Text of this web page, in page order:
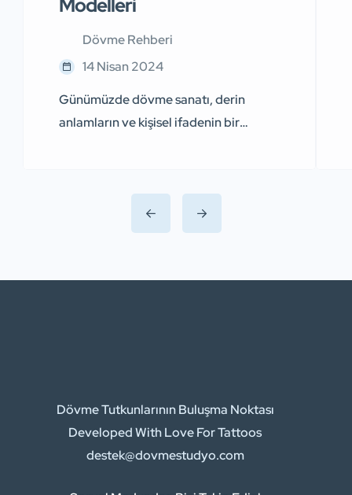
Modelleri
Dövme Rehberi
14 Nisan 2024
Günümüzde dövme sanatı, derin
anlamların ve kişisel ifadenin bir
anlamlı kadın dövme modelini
inceleyeceğiz. Özellikle kadınlar için
dövme, güçlü duyguları, hayatı
sembolize etmenin bir yolu haline
Dövme Tutkunlarının Buluşma Noktası
Developed With Love For Tattoos
destek@dovmestudyo.com